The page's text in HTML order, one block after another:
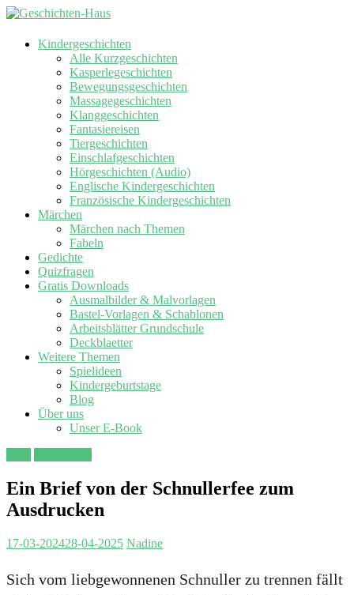
Kindergeschichten
Alle Kurzgeschichten
Kasperlegeschichten
Bewegungsgeschichten
Massagegeschichten
Klanggeschichten
Fantasiereisen
Tiergeschichten
Einschlafgeschichten
Hörgeschichten (Audio)
Englische Kindergeschichten
Französische Kindergeschichten
Märchen
Märchen nach Themen
Fabeln
Gedichte
Quizfragen
Gratis Downloads
Ausmalbilder & Malvorlagen
Bastel-Vorlagen & Schablonen
Arbeitsblätter Grundschule
Deckblaetter
Weitere Themen
Spielideen
Kindergeburtstage
Blog
Über uns
Unser E-Book
Ein Brief von der Schnullerfee zum
Ausdrucken
17-03-202428-04-2025 Nadine
Sich vom liebgewonnenen Schnuller zu trennen fällt